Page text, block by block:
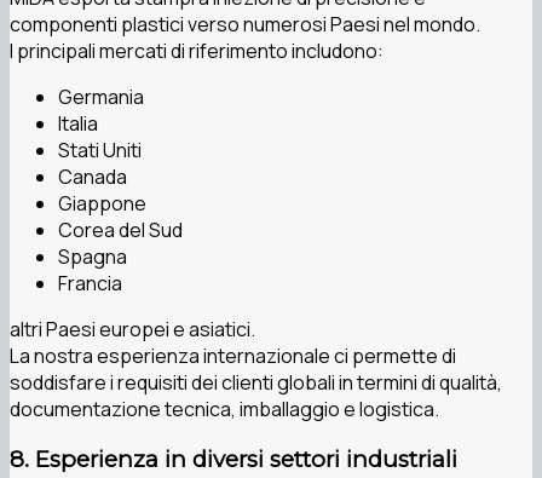
componenti plastici verso numerosi Paesi nel mondo.
I principali mercati di riferimento includono:
Germania
Italia
Stati Uniti
Canada
Giappone
Corea del Sud
Spagna
Francia
altri Paesi europei e asiatici.
La nostra esperienza internazionale ci permette di
soddisfare i requisiti dei clienti globali in termini di qualità,
documentazione tecnica, imballaggio e logistica.
8. Esperienza in diversi settori industriali